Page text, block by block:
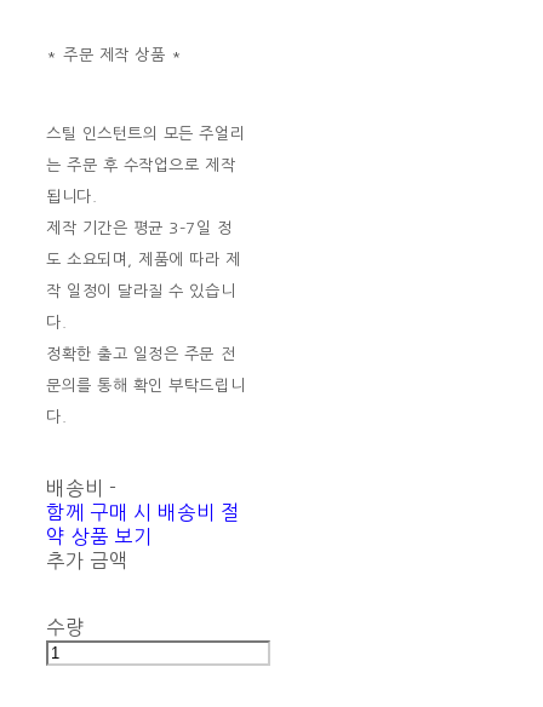
* 주문 제작 상품 *
스틸 인스턴트의 모든 주얼리
는 주문 후 수작업으로 제작
됩니다.
제작 기간은 평균 3–7일 정
도 소요되며, 제품에 따라 제
작 일정이 달라질 수 있습니
다.
정확한 출고 일정은 주문 전
문의를 통해 확인 부탁드립니
다.
배송비 -
함께 구매 시 배송비 절
약 상품 보기
추가 금액
수량